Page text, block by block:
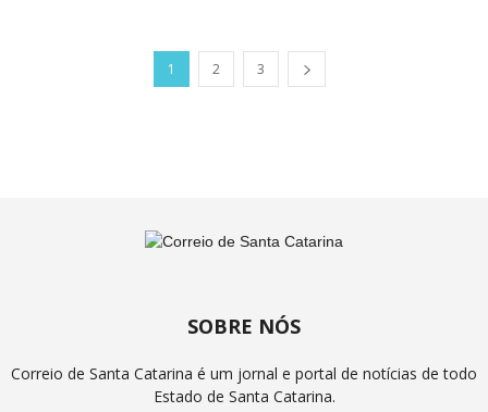
1 2 3
SOBRE NÓS
Correio de Santa Catarina é um jornal e portal de notícias de todo
Estado de Santa Catarina.